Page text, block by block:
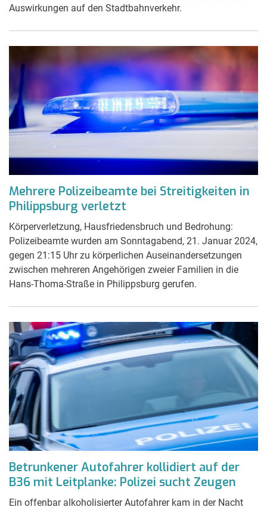
Auswirkungen auf den Stadtbahnverkehr.
Mehrere Polizeibeamte bei Streitigkeiten in
Philippsburg verletzt
Körperverletzung, Hausfriedensbruch und Bedrohung:
Polizeibeamte wurden am Sonntagabend, 21. Januar 2024,
gegen 21:15 Uhr zu körperlichen Auseinandersetzungen
zwischen mehreren Angehörigen zweier Familien in die
Hans-Thoma-Straße in Philippsburg gerufen.
Betrunkener Autofahrer kollidiert auf der
B36 mit Leitplanke: Polizei sucht Zeugen
Ein offenbar alkoholisierter Autofahrer kam in der Nacht